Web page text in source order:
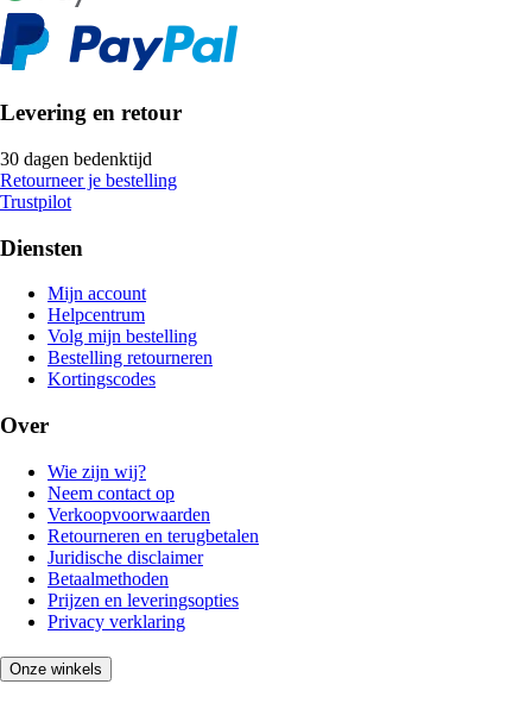
Levering en retour
30 dagen bedenktijd
Retourneer je bestelling
Trustpilot
Diensten
Mijn account
Helpcentrum
Volg mijn bestelling
Bestelling retourneren
Kortingscodes
Over
Wie zijn wij?
Neem contact op
Verkoopvoorwaarden
Retourneren en terugbetalen
Juridische disclaimer
Betaalmethoden
Prijzen en leveringsopties
Privacy verklaring
Onze winkels